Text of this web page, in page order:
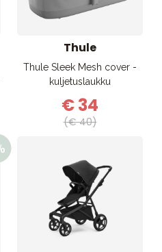
Thule
Thule Sleek Mesh cover -
kuljetuslaukku
€ 34
(€ 40)